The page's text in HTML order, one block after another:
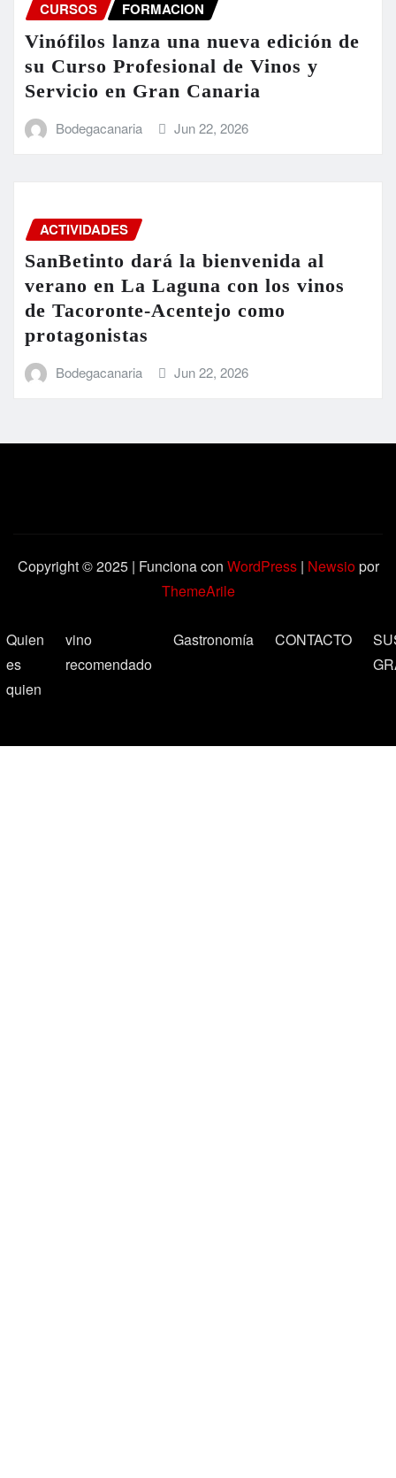
CURSOS FORMACION
Vinófilos lanza una nueva edición de
su Curso Profesional de Vinos y
Servicio en Gran Canaria
Bodegacanaria Jun 22, 2026
ACTIVIDADES
SanBetinto dará la bienvenida al
verano en La Laguna con los vinos
de Tacoronte-Acentejo como
protagonistas
Bodegacanaria Jun 22, 2026
Copyright © 2025 | Funciona con WordPress | Newsiopor
ThemeArile
Quien
es
quien
vino
recomendado
Gastronomía CONTACTO